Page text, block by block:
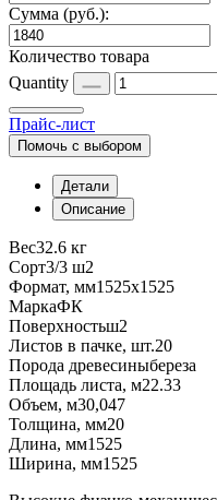
Сумма (руб.):
Количество товара
Quantity
Прайс-лист
Помочь с выбором
Детали
Описание
Вес32.6 кг
Сорт3/3 ш2
Формат, мм1525х1525
МаркаФК
Поверхностьш2
Листов в пачке, шт.20
Порода древесиныбереза
Площадь листа, м22.33
Объем, м30,047
Толщина, мм20
Длина, мм1525
Ширина, мм1525